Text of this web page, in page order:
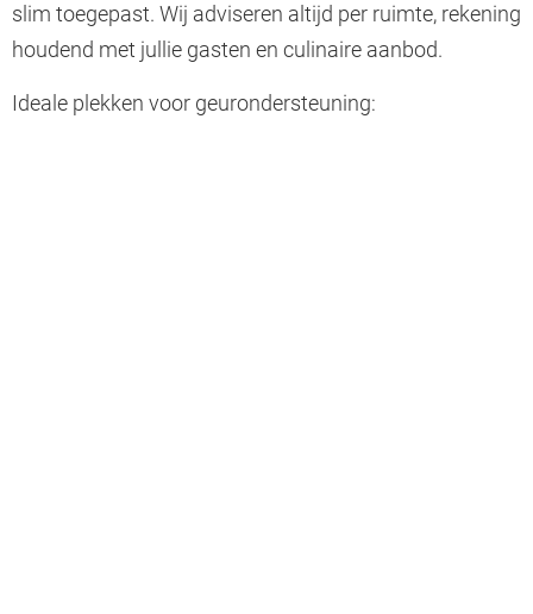
slim toegepast. Wij adviseren altijd per ruimte, rekening
houdend met jullie gasten en culinaire aanbod.
Ideale plekken voor geurondersteuning: